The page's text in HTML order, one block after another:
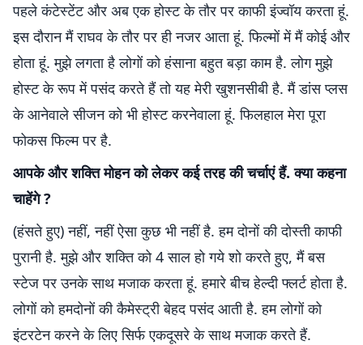
पहले कंटेस्‍टेंट और अब एक होस्‍ट के तौर पर काफी इंज्‍वॉय करता हूं.
इस दौरान मैं राघव के तौर पर ही नजर आता हूं. फिल्‍मों में मैं कोई और
होता हूं. मुझे लगता है लोगों को हंसाना बहुत बड़ा काम है. लोग मुझे
होस्‍ट के रूप में पसंद करते हैं तो यह मेरी खुशनसीबी है. मैं डांस प्‍लस
के आनेवाले सीजन को भी होस्‍ट करनेवाला हूं. फिलहाल मेरा पूरा
फोकस फिल्‍म पर है.
आपके और शक्ति मोहन को लेकर कई त‍रह की चर्चाएं हैं. क्‍या कहना
चाहेंगे ?
(हंसते हुए) नहीं, नहीं ऐसा कुछ भी नहीं है. हम दोनों की दोस्‍ती काफी
पुरानी है. मुझे और शक्ति को 4 साल हो गये शो करते हुए, मैं बस
स्‍टेज पर उनके साथ मजाक करता हूं. हमारे बीच हेल्‍दी फ्लर्ट होता है.
लोगों को हमदोनों की कैमेस्‍ट्री बेहद पसंद आती है. हम लोगों को
इंटरटेन करने के लिए सिर्फ एकदूसरे के साथ मजाक करते हैं.